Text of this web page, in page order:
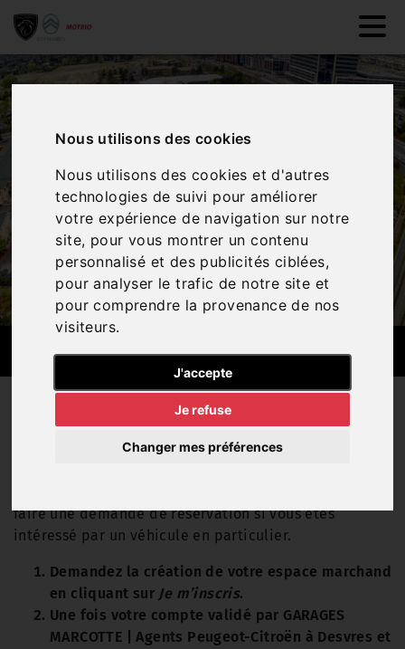
Nous utilisons des cookies
Nous utilisons des cookies et d'autres
technologies de suivi pour améliorer
votre expérience de navigation sur notre
site, pour vous montrer un contenu
personnalisé et des publicités ciblées,
pour analyser le trafic de notre site et
pour comprendre la provenance de nos
visiteurs.
J'accepte
Je refuse
Changer mes préférences
ESPACE MARCHAND
Vous êtes un professionnel ? Profitez d'un espace
Grâce à votre accès marchand, vous pouvez visualiser
faire une demande de réservation si vous êtes
intéressé par un véhicule en particulier.
Demandez la création de votre espace marchand
en cliquant sur Je m’inscris.
Une fois votre compte validé par GARAGES
MARCOTTE | Agents Peugeot-Citroën à Desvres et